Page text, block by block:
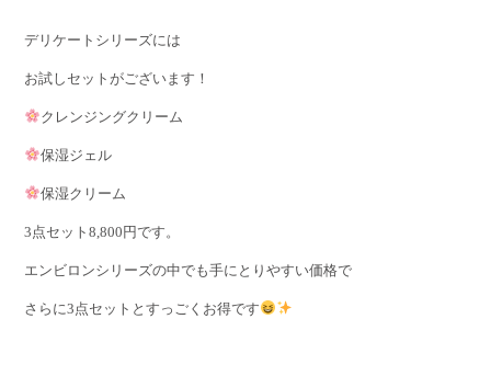
デリケートシリーズには
お試しセットがございます！
クレンジングクリーム
保湿ジェル
保湿クリーム
3点セット8,800円です。
エンビロンシリーズの中でも手にとりやすい価格で
さらに3点セットとすっごくお得です